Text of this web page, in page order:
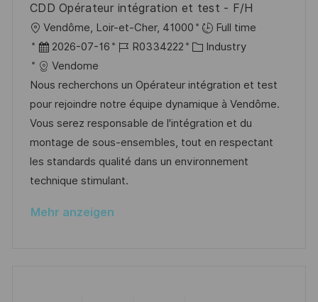
c
h
u
n
g
V
e
r
ö
f
f
e
n
t
l
i
CDD Opérateur intégration et test - F/H
O
r
t
Vendôme, Loir-et-Cher, 41000
Full time
D
a
t
u
m
d
e
r
e
2026-07-16
J
b
-
I
D
R0334222
K
t
e
g
o
r
Industry
Vendome
Nous recherchons un Opérateur intégration et test
pour rejoindre notre équipe dynamique à Vendôme.
Vous serez responsable de l'intégration et du
montage de sous-ensembles, tout en respectant
les standards qualité dans un environnement
technique stimulant.
Mehr anzeigen